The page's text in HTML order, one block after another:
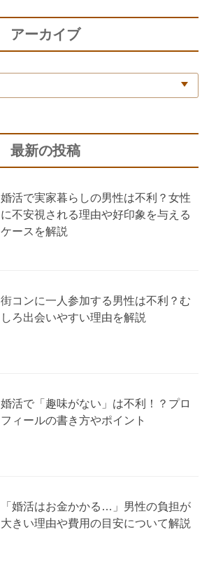
アーカイブ
最新の投稿
婚活で実家暮らしの男性は不利？女性
に不安視される理由や好印象を与える
ケースを解説
街コンに一人参加する男性は不利？む
しろ出会いやすい理由を解説
婚活で「趣味がない」は不利！？プロ
フィールの書き方やポイント
「婚活はお金かかる…」男性の負担が
大きい理由や費用の目安について解説